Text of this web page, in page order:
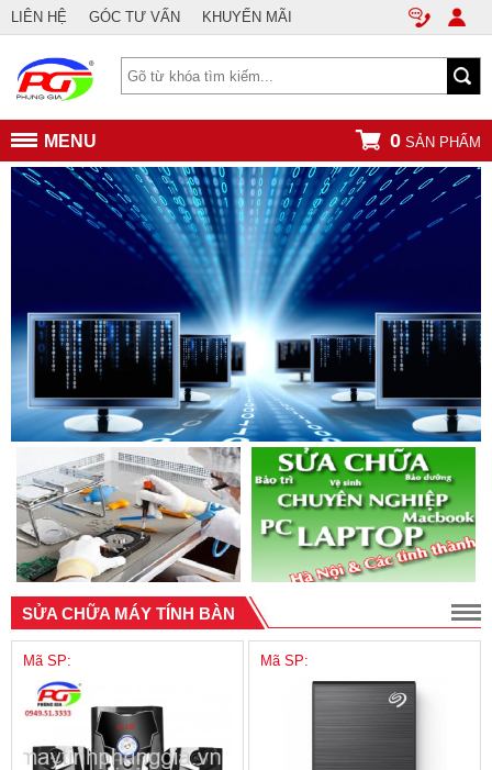
LIÊN HỆ GÓC TƯ VẤN KHUYẾN MÃI
MENU 0 SẢN PHẨM
SỬA CHỮA MÁY TÍNH BÀN
Mã SP: Mã SP: